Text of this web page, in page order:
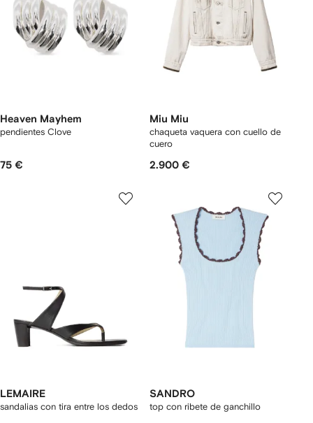
Heaven Mayhem
pendientes Clove
75 €
Miu Miu
chaqueta vaquera con cuello de
cuero
2.900 €
LEMAIRE
sandalias con tira entre los dedos
SANDRO
top con ribete de ganchillo